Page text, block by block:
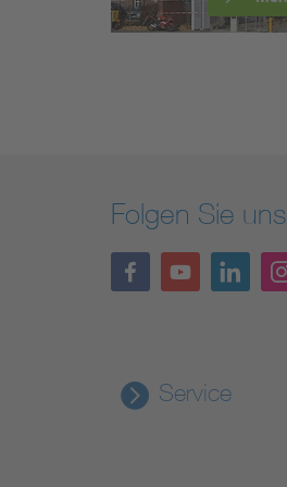
Folgen Sie uns
Service